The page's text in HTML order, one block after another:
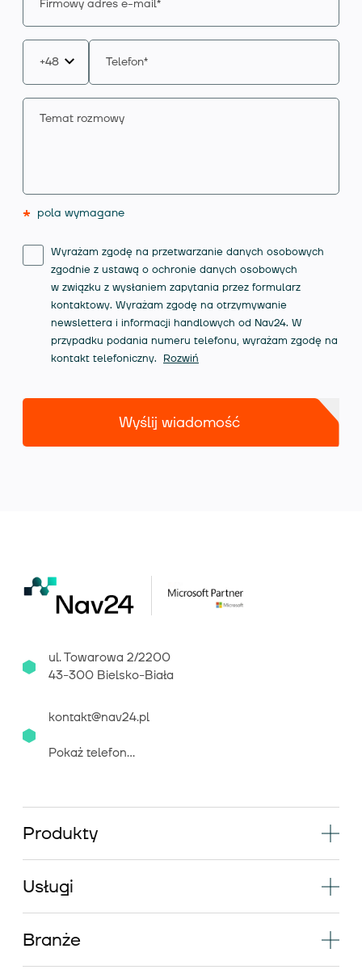
* pola wymagane
Wyrażam zgodę na przetwarzanie danych osobowych
zgodnie z ustawą o ochronie danych osobowych
w związku z wysłaniem zapytania przez formularz
kontaktowy. Wyrażam zgodę na otrzymywanie
newslettera i informacji handlowych od Nav24. W
przypadku podania numeru telefonu, wyrażam zgodę na
kontakt telefoniczny.
Rozwiń
Wyślij wiadomość
ul. Towarowa 2/2200
43-300 Bielsko-Biała
kontakt@nav24.pl
Pokaż telefon...
Produkty
Usługi
Branże